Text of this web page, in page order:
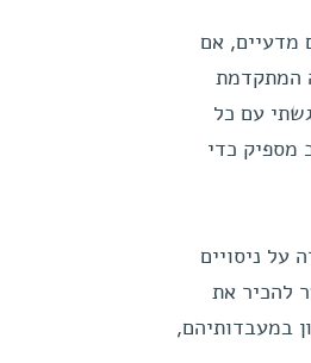
מדעיים, אם
המתקדמת
בוגר מחזור 1968: "אחרי שנפגשתי עם כל
מספיק כדי
ניסויים
להכיר את
במעבדותיהם,